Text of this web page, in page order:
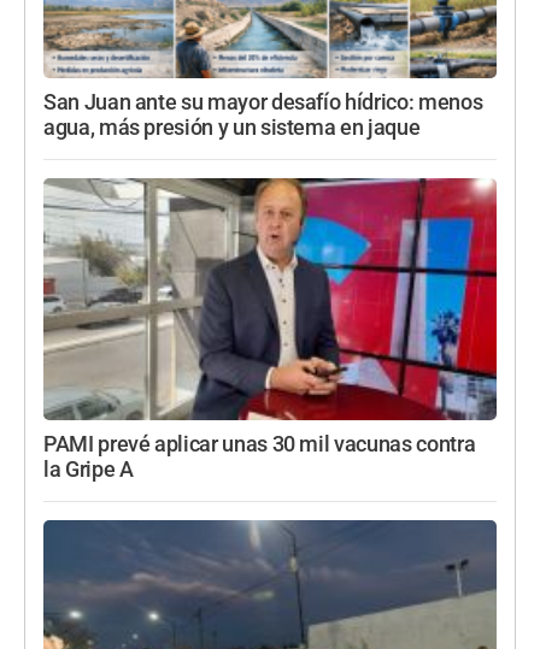
San Juan ante su mayor desafío hídrico: menos
agua, más presión y un sistema en jaque
PAMI prevé aplicar unas 30 mil vacunas contra
la Gripe A